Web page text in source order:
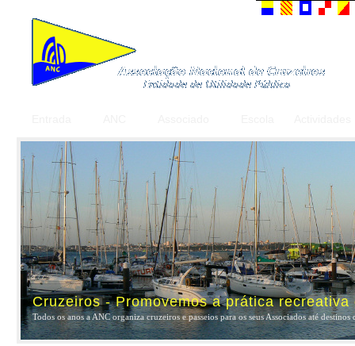
Cruzeiros - Promovemos a prática
Todos os anos a ANC organiza cruzeiros e passeios para os seus Associados até